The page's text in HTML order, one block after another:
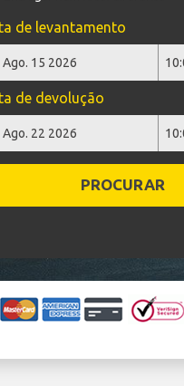
de levantamento
de devolução
PROCURAR